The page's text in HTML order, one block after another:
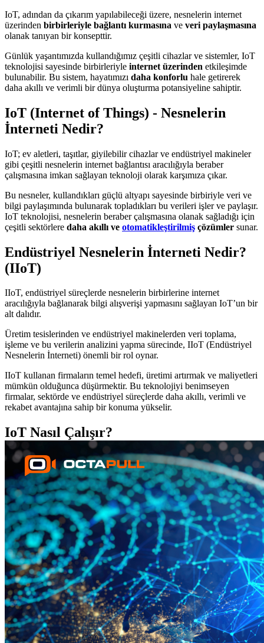
IoT, adından da çıkarım yapılabileceği üzere, nesnelerin internet
üzerinden birbirleriyle bağlantı kurmasına ve veri paylaşmasına
olanak tanıyan bir konsepttir.
Günlük yaşantımızda kullandığımız çeşitli cihazlar ve sistemler, IoT
teknolojisi sayesinde birbirleriyle internet üzerinden etkileşimde
bulunabilir. Bu sistem, hayatımızı daha konforlu hale getirerek
daha akıllı ve verimli bir dünya oluşturma potansiyeline sahiptir.
IoT (Internet of Things) - Nesnelerin
İnterneti Nedir?
IoT; ev aletleri, taşıtlar, giyilebilir cihazlar ve endüstriyel makineler
gibi çeşitli nesnelerin internet bağlantısı aracılığıyla beraber
çalışmasına imkan sağlayan teknoloji olarak karşımıza çıkar.
Bu nesneler, kullandıkları güçlü altyapı sayesinde birbiriyle veri ve
bilgi paylaşımında bulunarak topladıkları bu verileri işler ve paylaşır.
IoT teknolojisi, nesnelerin beraber çalışmasına olanak sağladığı için
çeşitli sektörlere daha akıllı ve otomatikleştirilmiş çözümler sunar.
Endüstriyel Nesnelerin İnterneti Nedir?
(IIoT)
IIoT, endüstriyel süreçlerde nesnelerin birbirlerine internet
aracılığıyla bağlanarak bilgi alışverişi yapmasını sağlayan IoT’un bir
alt dalıdır.
Üretim tesislerinden ve endüstriyel makinelerden veri toplama,
işleme ve bu verilerin analizini yapma sürecinde, IIoT (Endüstriyel
Nesnelerin İnterneti) önemli bir rol oynar.
IIoT kullanan firmaların temel hedefi, üretimi artırmak ve maliyetleri
mümkün olduğunca düşürmektir. Bu teknolojiyi benimseyen
firmalar, sektörde ve endüstriyel süreçlerde daha akıllı, verimli ve
rekabet avantajına sahip bir konuma yükselir.
IoT Nasıl Çalışır?